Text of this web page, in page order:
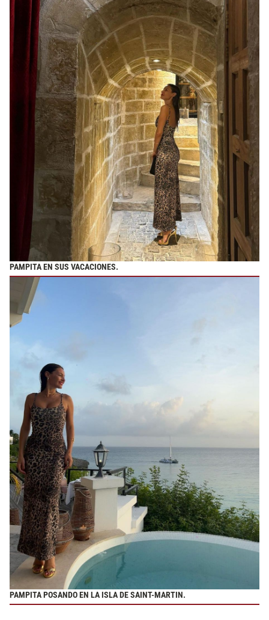
PAMPITA EN SUS VACACIONES.
PAMPITA POSANDO EN LA ISLA DE SAINT-MARTIN.